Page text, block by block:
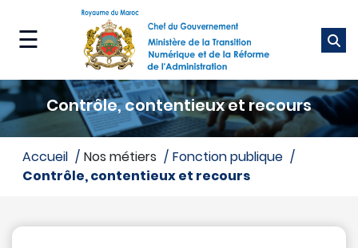
contenu
☰
Ministère
Nos
métiers
Nos
Contrôle, contentieux et recours
accueil Nos métiers
fonction publique
contrôle, contentieux et recours